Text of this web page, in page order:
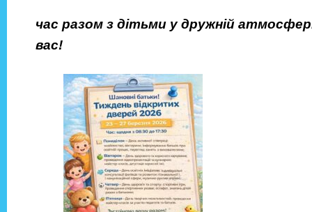
час разом з дітьми у дружній
вас!